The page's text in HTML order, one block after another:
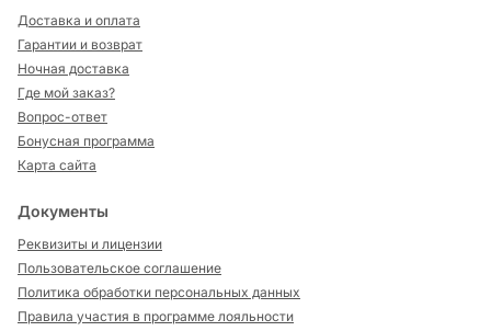
Доставка и оплата
Гарантии и возврат
Ночная доставка
Где мой заказ?
Вопрос-ответ
Бонусная программа
Карта сайта
Документы
Реквизиты и лицензии
Пользовательское соглашение
Политика обработки персональных данных
Правила участия в программе лояльности